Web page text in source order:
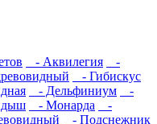
- Аквилегия
-
- Гибискус
- Дельфиниум
-
- Монарда
-
- Подснежник